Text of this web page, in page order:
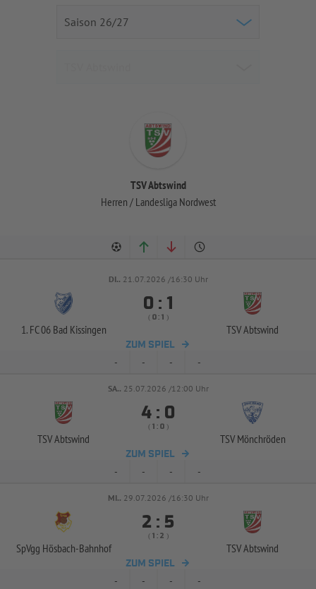
TSV Abtswind
Herren / Landesliga Nordwest
DI.. 21.07.2026 /16:30 Uhr
1. FC 06 Bad Kissingen
 : 
( :  )
TSV Abtswind
ZUM SPIEL
- - - -
SA.. 25.07.2026 /12:00 Uhr
TSV Abtswind
 : 
(  :  )
TSV Mönchröden
ZUM SPIEL
- - - -
MI.. 29.07.2026 /16:30 Uhr
SpVgg Hösbach-Bahnhof
 : 
(  :  )
TSV Abtswind
ZUM SPIEL
- - - -